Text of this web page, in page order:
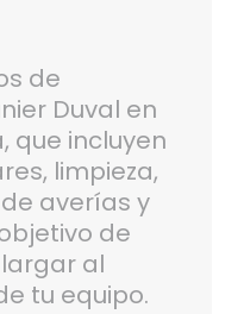
de
Duval en
que incluyen
limpieza,
averías y
de
al
tu equipo.